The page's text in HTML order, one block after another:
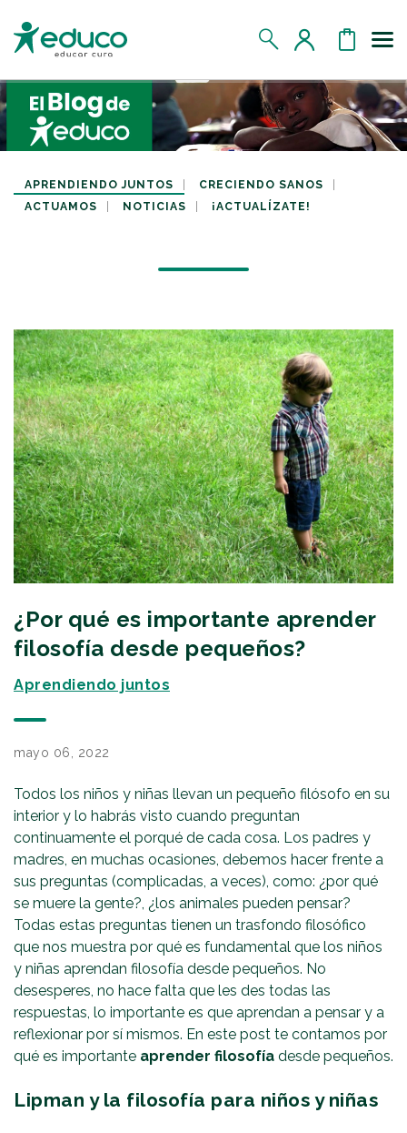
MIS DATOS
MIS APADRINADOS
MIS RETOS SOLIDARIOS
CERRAR SESIÓN
APRENDIENDO JUNTOS
CRECIENDO SANOS
ACTUAMOS
NOTICIAS ¡ACTUALÍZATE!
¿Por qué es importante aprender
filosofía desde pequeños?
Aprendiendo juntos
mayo 06, 2022
Todos los niños y niñas llevan un pequeño filósofo en su
interior y lo habrás visto cuando preguntan
continuamente el porqué de cada cosa. Los padres y
madres, en muchas ocasiones, debemos hacer frente a
sus preguntas (complicadas, a veces), como: ¿por qué
se muere la gente?, ¿los animales pueden pensar?
Todas estas preguntas tienen un trasfondo filosófico
que nos muestra por qué es fundamental que los niños
y niñas aprendan filosofía desde pequeños. No
desesperes, no hace falta que les des todas las
respuestas, lo importante es que aprendan a pensar y a
reflexionar por sí mismos. En este post te contamos por
qué es importante aprender filosofía desde pequeños.
Lipman y la filosofía para niños y niñas